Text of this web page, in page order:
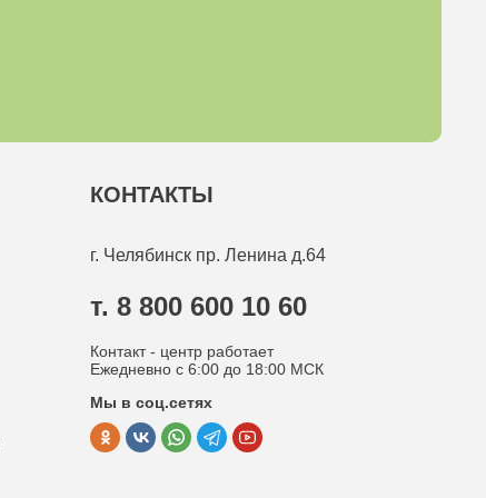
КОНТАКТЫ
г. Челябинск пр. Ленина д.64
т. 8 800 600 10 60
Контакт - центр работает
Ежедневно с 6:00 до 18:00 МСК
Мы в соц.сетях